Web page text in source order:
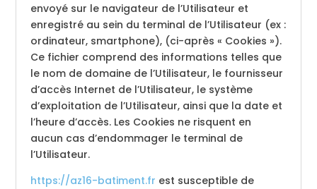
envoyé sur le navigateur de l’Utilisateur et
enregistré au sein du terminal de l’Utilisateur (ex :
ordinateur, smartphone), (ci-après « Cookies »).
Ce fichier comprend des informations telles que
le nom de domaine de l’Utilisateur, le fournisseur
d’accès Internet de l’Utilisateur, le système
d’exploitation de l’Utilisateur, ainsi que la date et
l’heure d’accès. Les Cookies ne risquent en
aucun cas d’endommager le terminal de
l’Utilisateur.
https://az16-batiment.fr est susceptible de